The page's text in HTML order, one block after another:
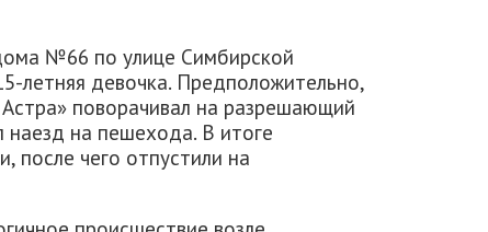
№66 по улице Симбирской
летняя девочка. Предположительно,
поворачивал на разрешающий
наезд на пешехода. В итоге
чего отпустили на